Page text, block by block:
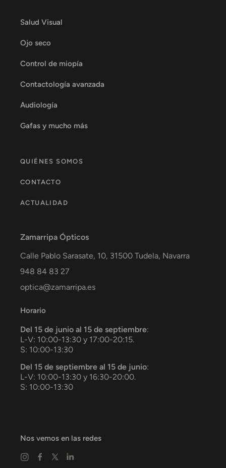
Salud Visual
Ojo seco
Control de miopía
Contactología avanzada
Audiología
Gafas y mucho más
QUIÉNES SOMOS
CONTACTO
ACTUALIDAD
Zamarripa Ópticos
Calle Pablo Sarasate, 10, 31500 Tudela, Navarra
948 84 83 27
optica@zamarripa.es
Horario
Del 15 de junio al 15 de septiembre:
L-V: 10:00-13:30 y 17:00-20:15.
S: 10:00-13:30
Del 15 de septiembre al 15 de junio:
L-V: 10:00-13:30 y 16:30-20:00.
S: 10:00-13:30
Nos vemos en las redes